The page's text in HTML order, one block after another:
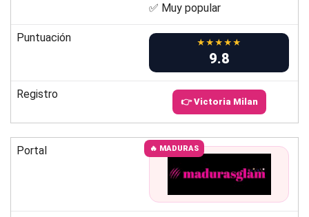
✅ Muy popular
Puntuación ★★★★★
9.8
Registro
👉 Victoria Milan
Portal 🔥 MADURAS